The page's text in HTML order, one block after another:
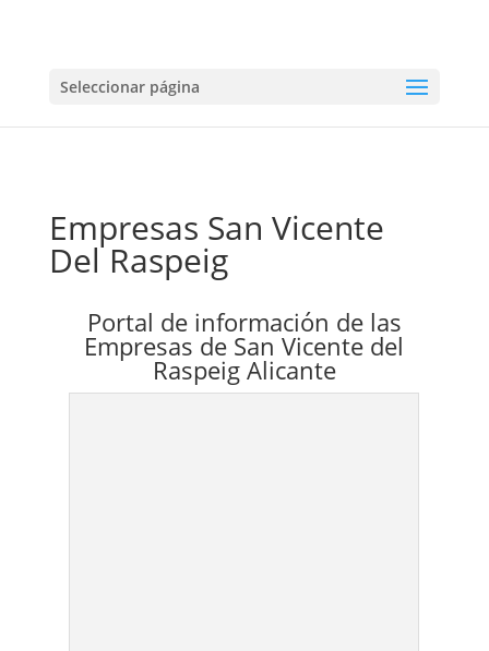
Seleccionar página
Empresas San Vicente
Del Raspeig
Portal de información de las
Empresas de San Vicente del
Raspeig Alicante